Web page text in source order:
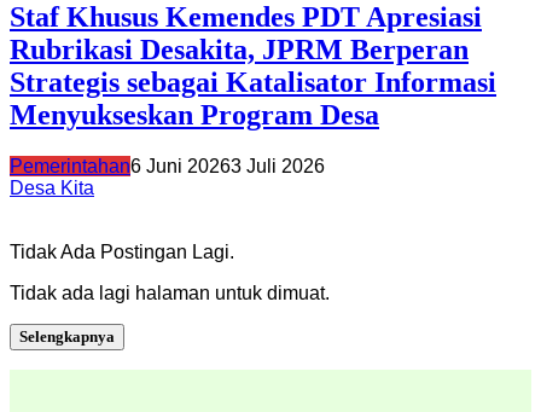
Staf Khusus Kemendes PDT Apresiasi
Rubrikasi Desakita, JPRM Berperan
Strategis sebagai Katalisator Informasi
Menyukseskan Program Desa
Pemerintahan6 Juni 20263 Juli 2026
Desa Kita
Tidak Ada Postingan Lagi.
Tidak ada lagi halaman untuk dimuat.
Selengkapnya